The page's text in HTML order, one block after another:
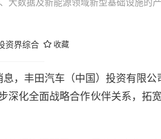
资界综合 收藏
，丰田汽车（中国）投资有限公
深化全面战略合作伙伴关系，拓